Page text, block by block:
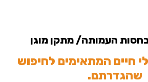
העמותה/ מתקן מוגן